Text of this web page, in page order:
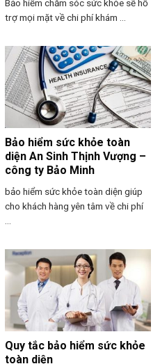
Bảo hiểm chăm sóc sức khỏe sẽ hỗ
trợ mọi mặt về chi phí khám ...
Bảo hiểm sức khỏe toàn
diện An Sinh Thịnh Vượng –
công ty Bảo Minh
bảo hiểm sức khỏe toàn diện giúp
cho khách hàng yên tâm về chi phí
Quy tắc bảo hiểm sức khỏe
toàn diện